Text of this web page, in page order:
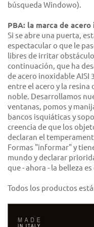
búsqueda Windowo).
PBA: la marca de
Si se abre una puerta,
espectacular o que le
libres de irritar
continuación, que ha
de acero inoxidable AISI
entre el acero y la resina
noble. Desarrollamos
ventanas, pomos y
bancos isquiáticas y
creencia de que los
declaran el
Formas "informar" y
mundo y declarar
que - ahora - la belleza
Todos los productos